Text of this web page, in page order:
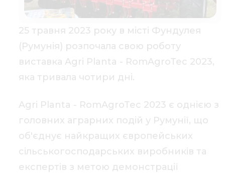
25 травня 2023 року в місті Фундулея
(Румунія) розпочала свою роботу
виставка Agri Planta - RomAgroTec 2023,
яка тривала чотири дні.
Agri Planta - RomAgroTec 2023 є однією з
головних аграрних подій у Румунії, що
об'єднує найкращих європейських
сільськогосподарських виробників та
експертів з метою демонстрації